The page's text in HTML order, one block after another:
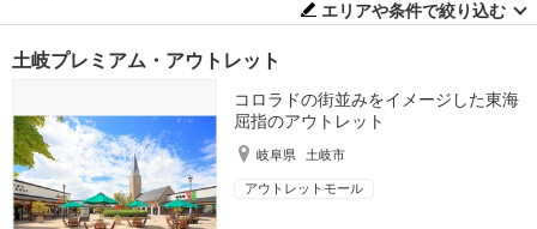
エリアや条件で絞り込む
土岐プレミアム・アウトレット
コロラドの街並みをイメージした東海
屈指のアウトレット
岐阜県 土岐市
アウトレットモール